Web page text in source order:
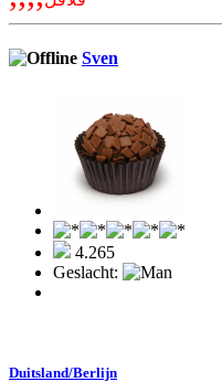
Sven
4.265
Geslacht:
Duitsland/Berlijn